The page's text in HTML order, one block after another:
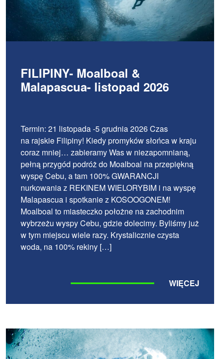
FILIPINY- Moalboal &
Malapascua- listopad 2026
Termin: 21 listopada -5 grudnia 2026 Czas
na rajskie Filipiny! Kiedy promyków słońca w kraju
coraz mniej… zabieramy Was w niezapomnianą,
pełną przygód podróż do Moalboal na przepiękną
wyspę Cebu, a tam 100% GWARANCJI
nurkowania z REKINEM WIELORYBIM i na wyspę
Malapascua i spotkanie z KOSOOGONEM!
Moalboal to miasteczko położne na zachodnim
wybrzeżu wyspy Cebu, gdzie dolecimy. Byliśmy już
w tym miejscu wiele razy. Krystalicznie czysta
woda, na 100% rekiny […]
WIĘCEJ